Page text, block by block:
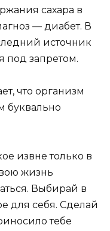
сахара в
— диабет. В
источник
под запретом.
что организм
буквально
извне только в
жизнь
Выбирай в
для себя. Сделай
тебе